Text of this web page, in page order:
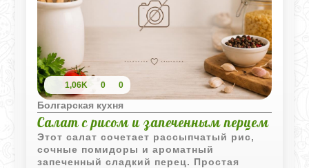
1,06K 0 0
Болгарская кухня
Салат с рисом и запеченным перцем
Этот салат сочетает рассыпчатый рис,
сочные помидоры и ароматный
запеченный сладкий перец. Простая